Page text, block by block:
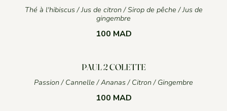
Thé à l'hibiscus / Jus de citron / Sirop de pêche / Jus de
gingembre
100 MAD
PAUL 2 COLETTE
Passion / Cannelle / Ananas / Citron / Gingembre
100 MAD